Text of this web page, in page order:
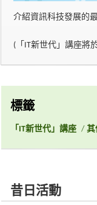
介紹資訊科技發展的
(「IT新世代」講座將
標籤
「IT新世代」講座 / 其
昔日活動